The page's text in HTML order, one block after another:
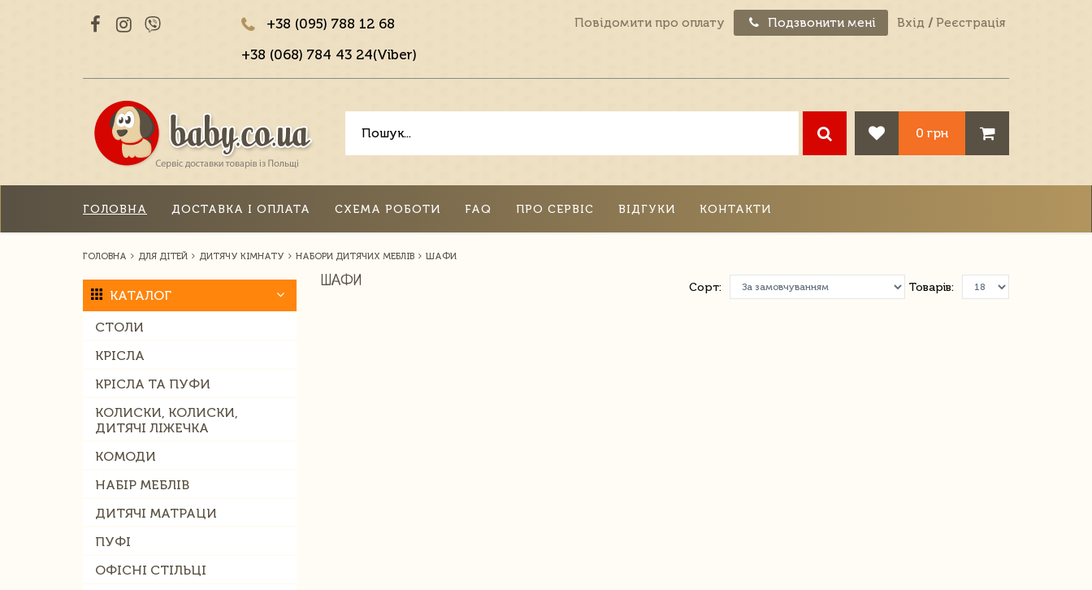
+38 (095) 788 12 68
+38 (068) 784 43 24(Viber)
Повідомити про оплату Подзвонити мені Вхід / Реєстрація
0 грн
ГОЛОВНА ДОСТАВКА І ОПЛАТА СХЕМА РОБОТИ FAQ ПРО СЕРВІС ВІДГУКИ КОНТАКТИ
ГОЛОВНА ДЛЯ ДІТЕЙ ДИТЯЧУ КІМНАТУ НАБОРИ ДИТЯЧИХ МЕБЛІВ ШАФИ
КАТАЛОГ
СТОЛИ
КРІСЛА
КРІСЛА ТА ПУФИ
КОЛИСКИ, КОЛИСКИ,
ДИТЯЧІ ЛІЖЕЧКА
КОМОДИ
НАБІР МЕБЛІВ
ДИТЯЧІ МАТРАЦИ
ПУФІ
ОФІСНІ СТІЛЬЦІ
ШАФИ Товарів:
Сорт: